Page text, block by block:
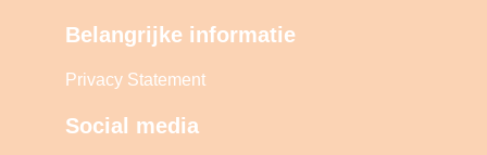
Belangrijke informatie
Privacy Statement
Social media